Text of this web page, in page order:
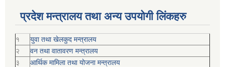
प्रदेश मन्त्रालय तथा अन्य उपयोगी लिंकहरु
१
युवा तथा खेलकुद मन्त्रालय
२
वन तथा वातावरण मन्त्रालय
३
आर्थिक मामिला तथा योजना मन्त्रालय